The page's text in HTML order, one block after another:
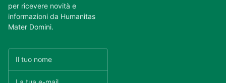
per ricevere novità e
informazioni da Humanitas
Mater Domini.